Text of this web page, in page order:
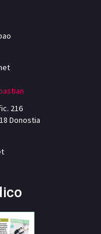
216
Donostia